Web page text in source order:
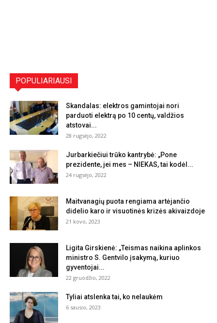
POPULIARIAUSI
Skandalas: elektros gamintojai nori
parduoti elektrą po 10 centų, valdžios
atstovai...
28 rugsėjo, 2022
Jurbarkiečiui trūko kantrybė: „Pone
prezidente, jei mes – NIEKAS, tai kodėl...
24 rugsėjo, 2022
Maitvanagių puota rengiama artėjančio
didelio karo ir visuotinės krizės akivaizdoje
21 kovo, 2023
Ligita Girskienė: „Teismas naikina aplinkos
ministro S. Gentvilo įsakymą, kuriuo
gyventojai...
22 gruodžio, 2022
Tyliai atslenka tai, ko nelaukėm
6 sausio, 2023